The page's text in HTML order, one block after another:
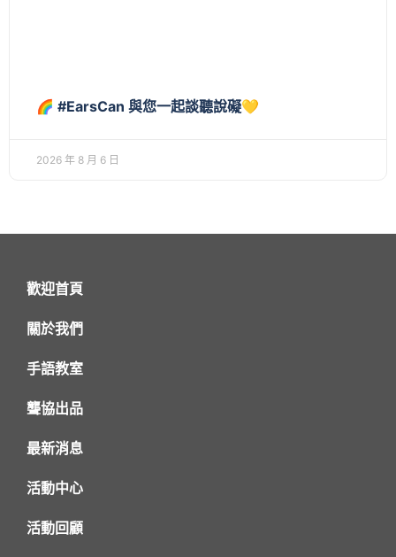
🌈 #EarsCan 與您一起談聽說礙💛
2026 年 8 月 6 日
歡迎首頁
關於我們
手語教室
聾協出品
最新消息
活動中心
活動回顧